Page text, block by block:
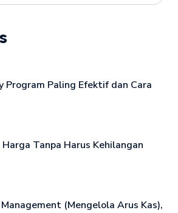
Program Paling Efektif dan Cara
Tanpa Harus Kehilangan
(Mengelola Arus Kas),